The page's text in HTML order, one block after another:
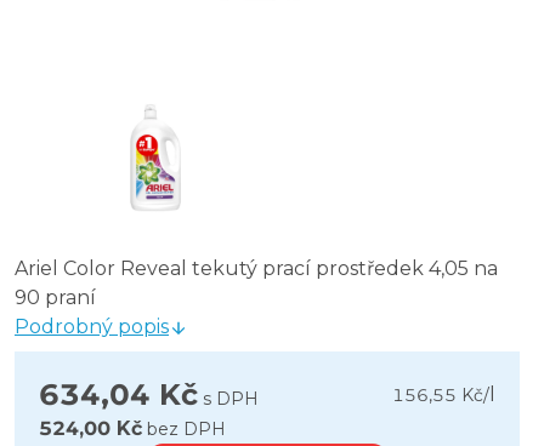
Ariel Color Reveal tekutý prací prostředek 4,05 na
90 praní
Podrobný popis
634,04 Kč s DPH 156,55 Kč/
524,00 Kč bez DPH